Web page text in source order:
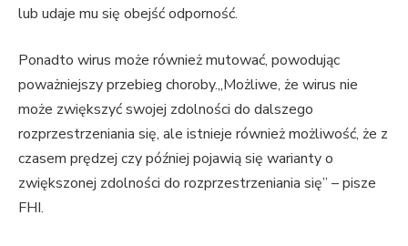
lub udaje mu się obejść odporność.
Ponadto wirus może również mutować, powodując
poważniejszy przebieg choroby.„Możliwe, że wirus nie
może zwiększyć swojej zdolności do dalszego
rozprzestrzeniania się, ale istnieje również możliwość, że z
czasem prędzej czy później pojawią się warianty o
zwiększonej zdolności do rozprzestrzeniania się” – pisze
FHI.